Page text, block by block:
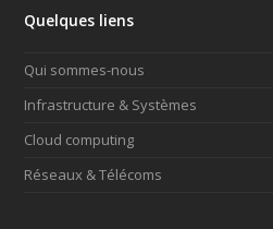
Quelques liens
Qui sommes-nous
Infrastructure & Systèmes
Cloud computing
Réseaux & Télécoms